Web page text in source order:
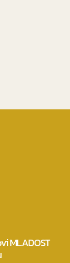
MLADOST